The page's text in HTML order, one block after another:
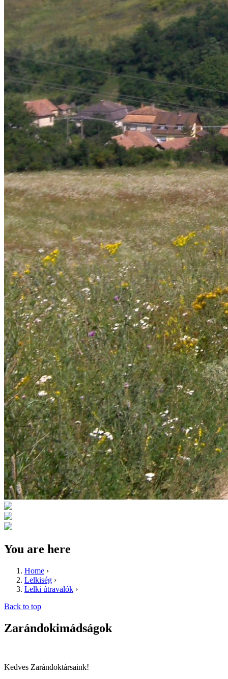
You are here
Home ›
Lelkiség ›
Lelki útravalók ›
Back to top
Zarándokimádságok
Kedves Zarándoktársaink!